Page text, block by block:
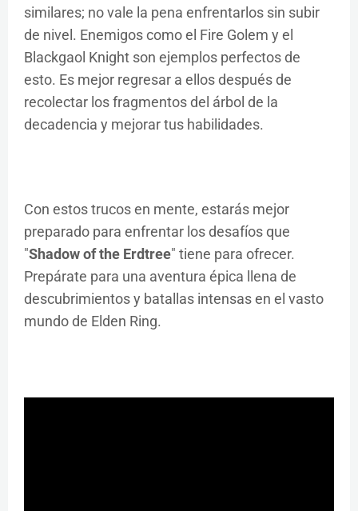
similares; no vale la pena enfrentarlos sin subir
de nivel. Enemigos como el Fire Golem y el
Blackgaol Knight son ejemplos perfectos de
esto. Es mejor regresar a ellos después de
recolectar los fragmentos del árbol de la
decadencia y mejorar tus habilidades.
Con estos trucos en mente, estarás mejor
preparado para enfrentar los desafíos que
"Shadow of the Erdtree" tiene para ofrecer.
Prepárate para una aventura épica llena de
descubrimientos y batallas intensas en el vasto
mundo de Elden Ring.